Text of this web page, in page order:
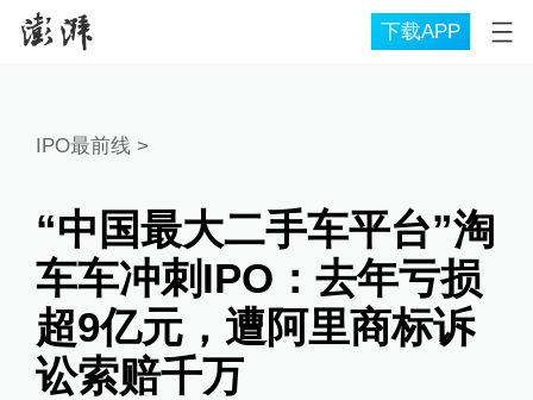
下载APP
IPO最前线>
“中国最大二手车平台”淘
车车冲刺IPO：去年亏损
超9亿元，遭阿里商标诉
讼索赔千万